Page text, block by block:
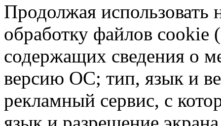
Продолжая использовать
обработку файлов cookie
содержащих сведения о
версию ОС; тип, язык и
рекламный сервис, с